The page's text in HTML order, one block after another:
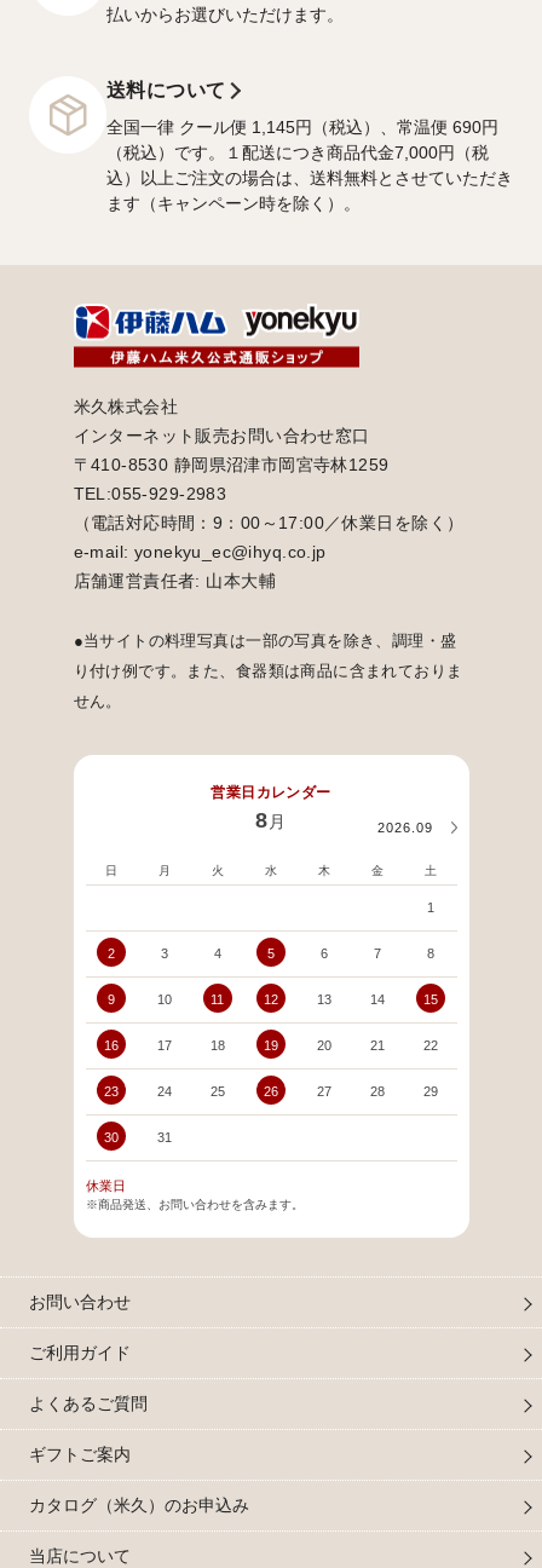
払いからお選びいただけます。
送料について
全国一律 クール便 1,145円（税込）、常温便 690円
（税込）です。１配送につき商品代金7,000円（税
込）以上ご注文の場合は、送料無料とさせていただき
ます（キャンペーン時を除く）。
米久株式会社
インターネット販売お問い合わせ窓口
〒410-8530 静岡県沼津市岡宮寺林1259
TEL:055-929-2983
（電話対応時間：9：00～17:00／休業日を除く）
e-mail: yonekyu_ec@ihyq.co.jp
店舗運営責任者: 山本大輔
●当サイトの料理写真は一部の写真を除き、調理・盛
り付け例です。また、食器類は商品に含まれておりま
せん。
営業日カレンダー
8月 2026.09
日 月 火 水 木 金 土
1
2 3 4 5 6 7 8
9 10 11 12 13 14 15
16 17 18 19 20 21 22
23 24 25 26 27 28 29
30 31
休業日
※商品発送、お問い合わせを含みます。
お問い合わせ
ご利用ガイド
よくあるご質問
ギフトご案内
カタログ（米久）のお申込み
当店について